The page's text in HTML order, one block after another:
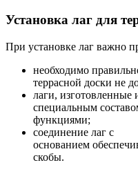
Установка лаг для
При установке лаг важно
необходимо
террасной доски не
лаги, изготовленные
специальным
функциями;
соединение лаг с
основанием
скобы.